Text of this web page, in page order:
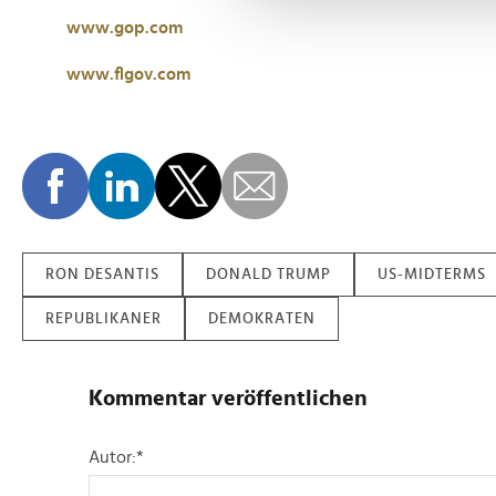
www.gop.com
www.flgov.com
RON DESANTIS DONALD TRUMP US-MIDTERMS
REPUBLIKANER DEMOKRATEN
Kommentar veröffentlichen
Autor:*